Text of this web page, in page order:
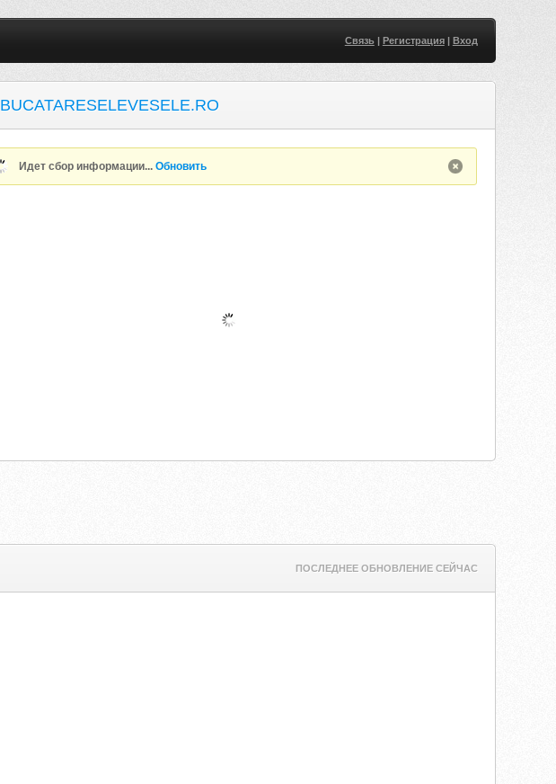
Связь| Регистрация| Вход
BUCATARESELEVESELE.RO
Идет сбор информации...Обновить
ПОСЛЕДНЕЕ ОБНОВЛЕНИЕ СЕЙЧАС